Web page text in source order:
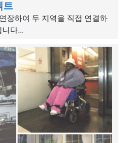
트
장하여 두 지역을 직접 연결하
다...